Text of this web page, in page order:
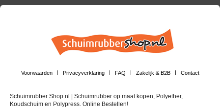
Voorwaarden Privacyverklaring FAQ Zakelijk & B2B Contact
Schuimrubber Shop.nl | Schuimrubber op maat kopen, Polyether,
Koudschuim en Polypress. Online Bestellen!